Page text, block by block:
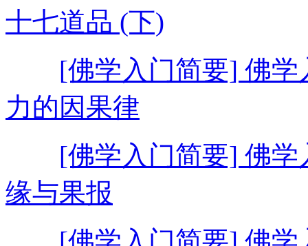
十七道品 (下)
[佛学入门简要] 佛
力的因果律
[佛学入门简要] 佛
缘与果报